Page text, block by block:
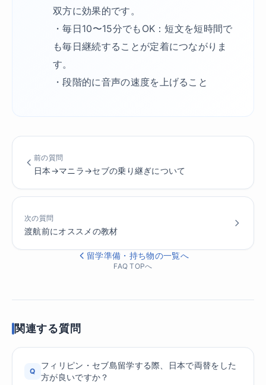
双方に効果的です。
・毎日10〜15分でもOK：短文を短時間で
も毎日継続することが定着につながりま
す。
・段階的に音声の速度を上げること
前の質問
日本→マニラ→セブの乗り継ぎについて
次の質問
渡航前にオススメの教材
留学準備・持ち物の一覧へ
FAQ TOPへ
関連する質問
Q
フィリピン・セブ島留学する際、日本で両替をした
方が良いですか？